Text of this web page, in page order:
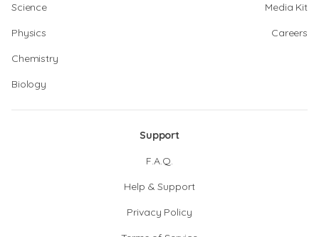
Science
Physics
Chemistry
Biology
Media Kit
Careers
Support
F.A.Q.
Help & Support
Privacy Policy